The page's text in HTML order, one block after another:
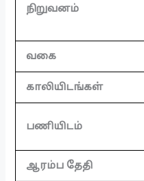
நிறுவனம்
வகை
காலியிடங்கள்
பணியிடம்
ஆரம்ப தேதி